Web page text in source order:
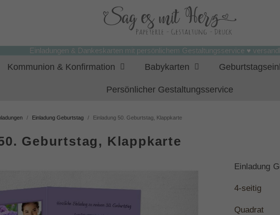
Einladungen & Dankeskarten mit persönlichem Gestaltungsservice ♥
Kommunion & Konfirmation Babykarten
Persönlicher Gestaltungsservice
Einladung Geburtstag Einladung 50. Geburtstag, Klappkarte
Geburtstag, Klappkarte
Einladung
4-seitig
Quadrat